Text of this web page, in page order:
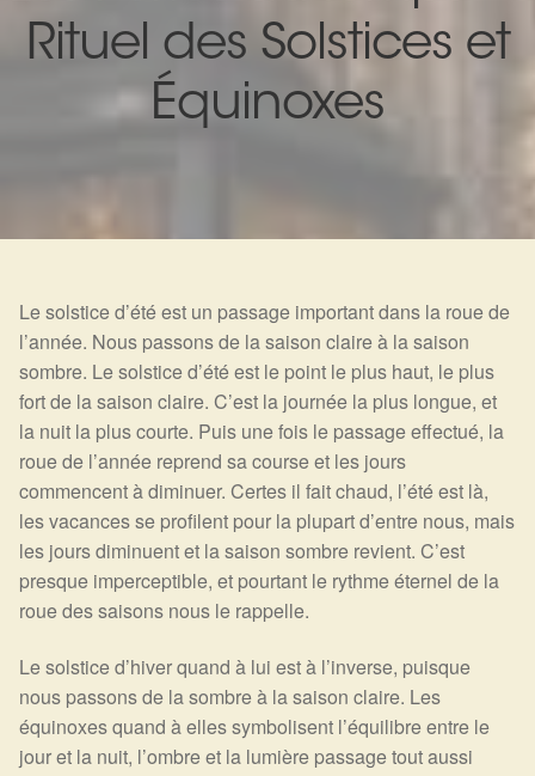
Nouveautés
Colliers
Pendentifs
Pierres
Harmonisation de l’être
Soin beauté
Sels de bain
Panier
Rituel des Solstices et
Équinoxes
Le solstice d’été est un passage important dans la roue de
l’année. Nous passons de la saison claire à la saison
sombre. Le solstice d’été est le point le plus haut, le plus
fort de la saison claire. C’est la journée la plus longue, et
la nuit la plus courte. Puis une fois le passage effectué, la
roue de l’année reprend sa course et les jours
commencent à diminuer. Certes il fait chaud, l’été est là,
les vacances se profilent pour la plupart d’entre nous, mais
les jours diminuent et la saison sombre revient. C’est
presque imperceptible, et pourtant le rythme éternel de la
roue des saisons nous le rappelle.
Le solstice d’hiver quand à lui est à l’inverse, puisque
nous passons de la sombre à la saison claire. Les
équinoxes quand à elles symbolisent l’équilibre entre le
jour et la nuit, l’ombre et la lumière passage tout aussi